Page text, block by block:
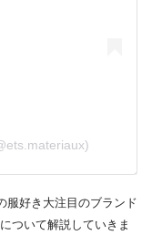
服好き大注目のブランド
ついて解説していきま